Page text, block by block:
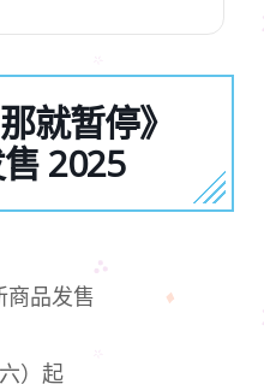
就暂停》
2025
商品发售
）起